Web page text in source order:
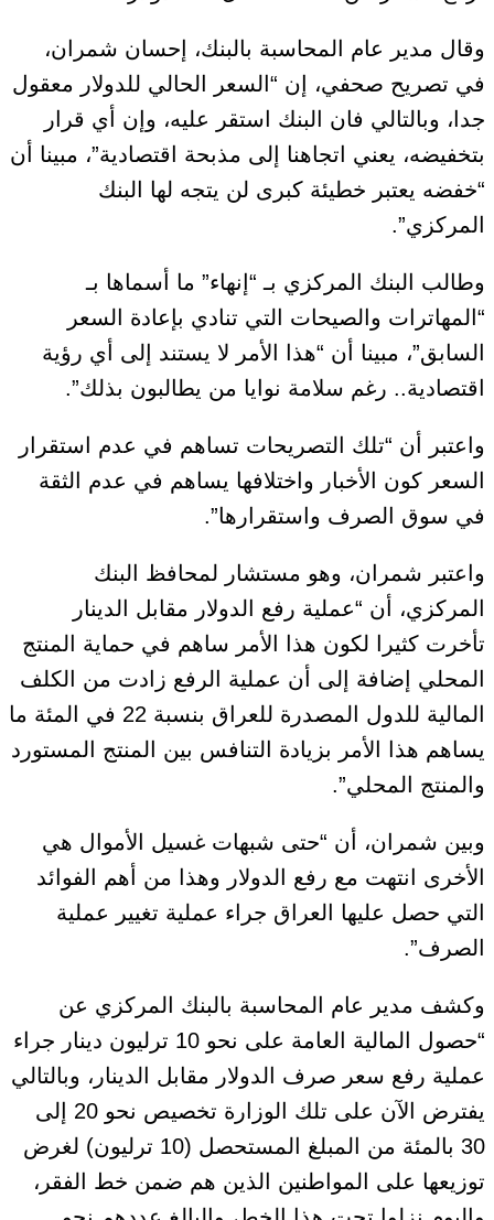
وقال مدير عام المحاسبة بالبنك، إحسان شمران،
في تصريح صحفي، إن “السعر الحالي للدولار معقول
جدا، وبالتالي فان البنك استقر عليه، وإن أي قرار
بتخفيضه، يعني اتجاهنا إلى مذبحة اقتصادية”، مبينا أن
“خفضه يعتبر خطيئة كبرى لن يتجه لها البنك
المركزي”.
وطالب البنك المركزي بـ “إنهاء” ما أسماها بـ
“المهاترات والصيحات التي تنادي بإعادة السعر
السابق”، مبينا أن “هذا الأمر لا يستند إلى أي رؤية
اقتصادية.. رغم سلامة نوايا من يطالبون بذلك”.
واعتبر أن “تلك التصريحات تساهم في عدم استقرار
السعر كون الأخبار واختلافها يساهم في عدم الثقة
في سوق الصرف واستقرارها”.
واعتبر شمران، وهو مستشار لمحافظ البنك
المركزي، أن “عملية رفع الدولار مقابل الدينار
تأخرت كثيرا لكون هذا الأمر ساهم في حماية المنتج
المحلي إضافة إلى أن عملية الرفع زادت من الكلف
المالية للدول المصدرة للعراق بنسبة 22 في المئة ما
يساهم هذا الأمر بزيادة التنافس بين المنتج المستورد
والمنتج المحلي”.
وبين شمران، أن “حتى شبهات غسيل الأموال هي
الأخرى انتهت مع رفع الدولار وهذا من أهم الفوائد
التي حصل عليها العراق جراء عملية تغيير عملية
الصرف”.
وكشف مدير عام المحاسبة بالبنك المركزي عن
“حصول المالية العامة على نحو 10 ترليون دينار جراء
عملية رفع سعر صرف الدولار مقابل الدينار، وبالتالي
يفترض الآن على تلك الوزارة تخصيص نحو 20 إلى
30 بالمئة من المبلغ المستحصل (10 ترليون) لغرض
توزيعها على المواطنين الذين هم ضمن خط الفقر،